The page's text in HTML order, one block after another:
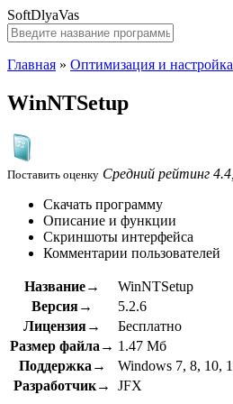
SoftDlyaVas
Главная » Оптимизация и настройка
WinNTSetup
Поставить оценку Средний рейтинг
Скачать программу
Описание и функции
Скриншоты интерфейса
Комментарии пользователей
Название→
WinNTSetup
Версия→
5.2.6
Лицензия→
Бесплатно
Размер файла→ 1.47 Мб
Поддержка→
Windows 7, 8, 10,
Разработчик→
JFX